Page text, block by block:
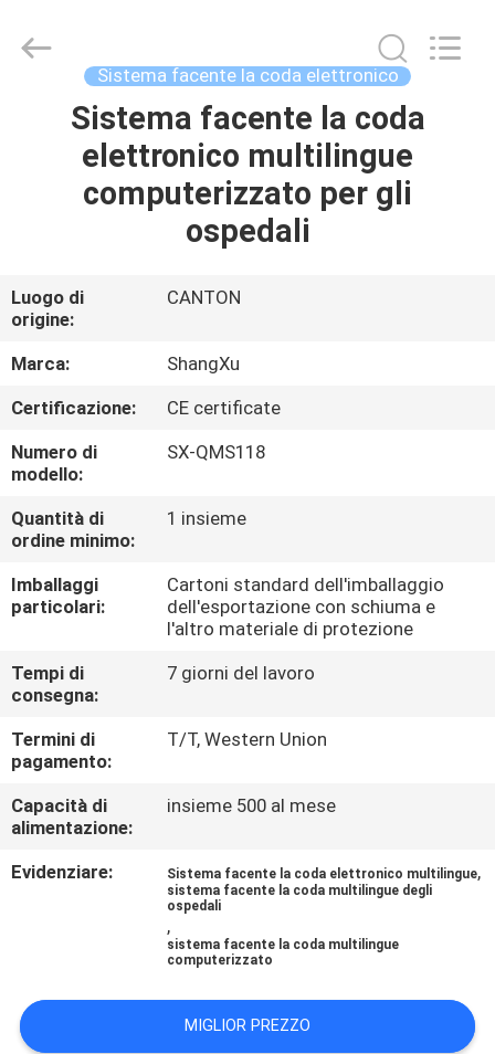
CASA
PRODOTTI
NOI
GIRO
DELLA
FABBRICA
CONTROLLO
DI
QUALITÀ
CONTATTICI
NOTIZIE
RICHIEDA
UNA
CITAZIONE
SITO
Co.,Ltd.
Sistema facente la coda elettronico
Sistema facente la coda
elettronico multilingue
computerizzato per gli
ospedali
Luogo di
origine:
CANTON
Marca:
ShangXu
Certificazione:
CE certificate
Numero di
modello:
SX-QMS118
Quantità di
ordine minimo:
1 insieme
Imballaggi
particolari:
Cartoni standard dell'imballaggio
dell'esportazione con schiuma e
l'altro materiale di protezione
Tempi di
consegna:
7 giorni del lavoro
Termini di
pagamento:
T/T, Western Union
Capacità di
alimentazione:
insieme 500 al mese
Evidenziare: Sistema facente la coda elettronico multilingue,
sistema facente la coda multilingue degli
ospedali
,
sistema facente la coda multilingue
computerizzato
MIGLIOR PREZZO